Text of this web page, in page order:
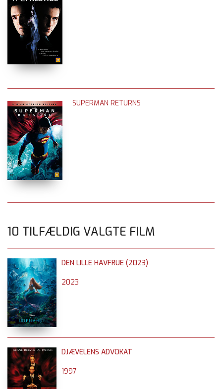
SUPERMAN RETURNS
10 TILFÆLDIG VALGTE FILM
DEN LILLE HAVFRUE (2023)
2023
DJÆVELENS ADVOKAT
1997